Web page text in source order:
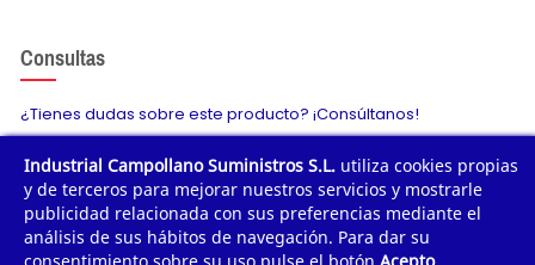
Consultas
¿Tienes dudas sobre este producto? ¡Consúltanos!
Envíanos tu consulta
Industrial Campollano Suministros S.L. utiliza cookies propias
y de terceros para mejorar nuestros servicios y mostrarle
publicidad relacionada con sus preferencias mediante el
análisis de sus hábitos de navegación. Para dar su